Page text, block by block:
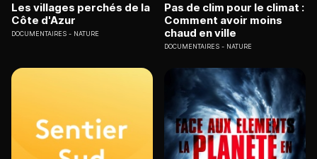
Les villages perchés de la
Côte d'Azur
DOCUMENTAIRES NATURE
Pas de clim pour le climat :
Comment avoir moins
chaud en ville
DOCUMENTAIRES NATURE